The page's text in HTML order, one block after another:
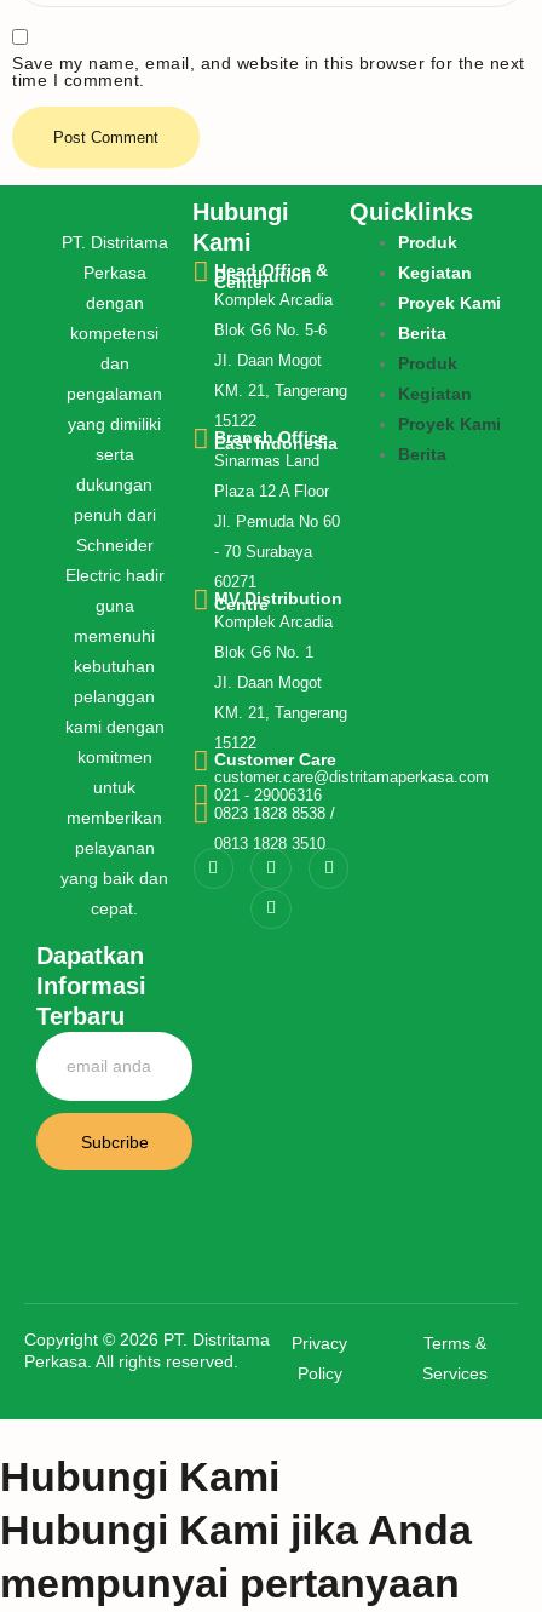
Save my name, email, and website in this browser for the next
time I comment.
PT. Distritama
Perkasa
dengan
kompetensi
dan
pengalaman
yang dimiliki
serta
dukungan
penuh dari
Schneider
Electric hadir
guna
memenuhi
kebutuhan
pelanggan
kami dengan
komitmen
untuk
memberikan
pelayanan
yang baik dan
cepat.
Dapatkan
Informasi
Terbaru
Subcribe
Hubungi
Kami
Head Office &
Distribution
Center
Komplek Arcadia
Blok G6 No. 5-6
JI. Daan Mogot
KM. 21, Tangerang
15122
Branch Office
East Indonesia
Sinarmas Land
Plaza 12 A Floor
Jl. Pemuda No 60
- 70 Surabaya
60271
MV Distribution
Centre
Komplek Arcadia
Blok G6 No. 1
JI. Daan Mogot
KM. 21, Tangerang
15122
Customer Care
customer.care@distritamaperkasa.com
021 - 29006316
0823 1828 8538 /
0813 1828 3510
Quicklinks
Produk
Kegiatan
Proyek Kami
Berita
Produk
Kegiatan
Proyek Kami
Berita
Copyright © 2026 PT. Distritama
Perkasa. All rights reserved.
Privacy
Policy
Terms &
Services
Hubungi Kami
Hubungi Kami jika Anda
mempunyai pertanyaan